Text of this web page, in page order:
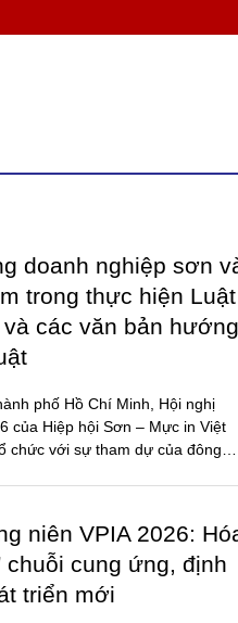
doanh nghiệp sơn
trong thực hiện Luật
các văn bản hướng
phố Hồ Chí Minh, Hội nghị
của Hiệp hội Sơn – Mực in Việt
chức với sự tham dự của đông
niên VPIA 2026:
chuỗi cung ứng, định
triển mới